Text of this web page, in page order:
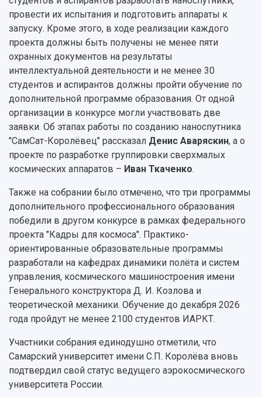
провести их испытания и подготовить аппараты к
запуску. Кроме этого, в ходе реализации каждого
проекта должны быть получены не менее пяти
охранных документов на результаты
интеллектуальной деятельности и не менее 30
студентов и аспирантов должны пройти обучение по
дополнительной программе образования. От одной
организации в конкурсе могли участвовать две
заявки. Об этапах работы по созданию наноспутника
"СамСат-Королёвец" рассказал Денис Аваряскин, а о
проекте по разработке группировки сверхмалых
космических аппаратов – Иван Ткаченко.
Также на собрании было отмечено, что три программы
дополнительного профессионального образования
победили в другом конкурсе в рамках федерального
проекта "Кадры для космоса". Практико-
ориентированные образовательные программы
разработали на кафедрах динамики полёта и систем
управления, космического машиностроения имени
Генерального конструктора Д. И. Козлова и
теоретической механики. Обучение до декабря 2026
года пройдут не менее 2100 студентов ИАРКТ.
Участники собрания единодушно отметили, что
Самарский университет имени С.П. Королёва вновь
подтвердил свой статус ведущего аэрокосмического
университета России.